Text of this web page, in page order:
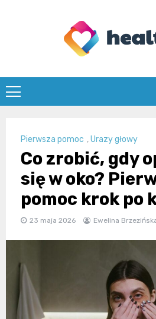
Pierwsza pomoc ,Urazy głowy
Co zrobić, gdy
się w oko?
pomoc krok po
23 maja 2026 Ewelina